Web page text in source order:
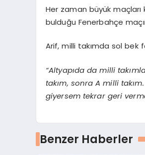
Her zaman büyük
bulduğu Fenerbahçe
Arif, milli takımda sol bek
“Altyapıda da milli
takım, sonra A milli
giyersem tekrar geri
Benzer Haberler